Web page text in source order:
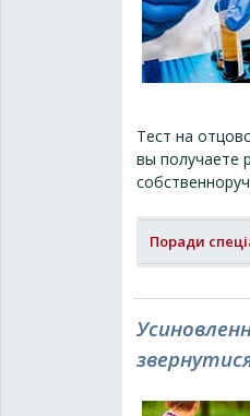
Тест на
вы получаете
Поради